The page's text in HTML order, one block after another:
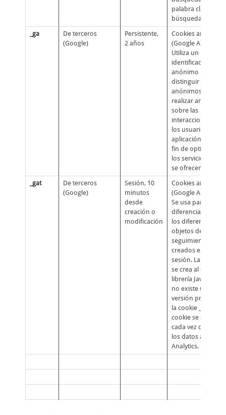
palabra clave de
búsqueda, enlace)
_ga
De terceros
(Google)
Persistente,
2 años
Cookies analíticas
(Google Analytics):
Utiliza un
identificador
anónimo para
distinguir usuarios
anónimos y
realizar análisis
sobre las
interacciones de
los usuarios en la
aplicación con el
fin de optimizar
los servicios que
se ofrecen
_gat
De terceros
(Google)
Sesión, 10
minutos
desde
creación o
modificación
Cookies analíticas
(Google Analytics):
Se usa para
diferenciar entre
los diferentes
objetos de
seguimiento
creados en la
sesión. La cookie
se crea al cargar la
librería JavaScript
no existe una
versión previa de
la cookie _gat. La
cookie se actualiza
cada vez que
los datos a Google
Analytics.